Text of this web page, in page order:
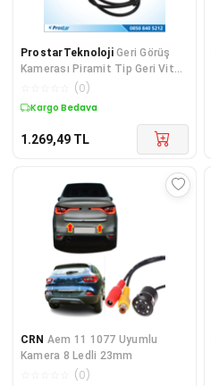
ProstarTeknoloji Geri Görüş
Kamerası Piramit Tip Geri Vites
(0)
Kargo Bedava
1.269,49 TL
CRN Aem 11 1077 Uyumlu
Kamera 8 Ledli 23mm
(0)